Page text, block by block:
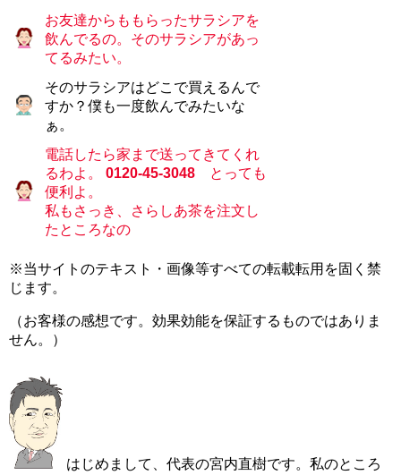
お友達からももらったサラシアを
飲んでるの。そのサラシアがあっ
てるみたい。
そのサラシアはどこで買えるんで
すか？僕も一度飲んでみたいな
ぁ。
電話したら家まで送ってきてくれ
るわよ。 0120-45-3048 とっても
便利よ。
私もさっき、さらしあ茶を注文し
たところなの
※当サイトのテキスト・画像等すべての転載転用を固く禁
じます。
（お客様の感想です。効果効能を保証するものではありま
せん。）
はじめまして、代表の宮内直樹です。私のところ